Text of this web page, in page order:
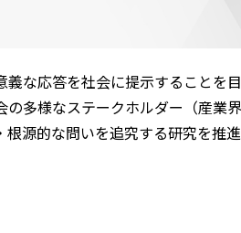
な応答を社会に提示することを
多様なステークホルダー（産業
源的な問いを追究する研究を推